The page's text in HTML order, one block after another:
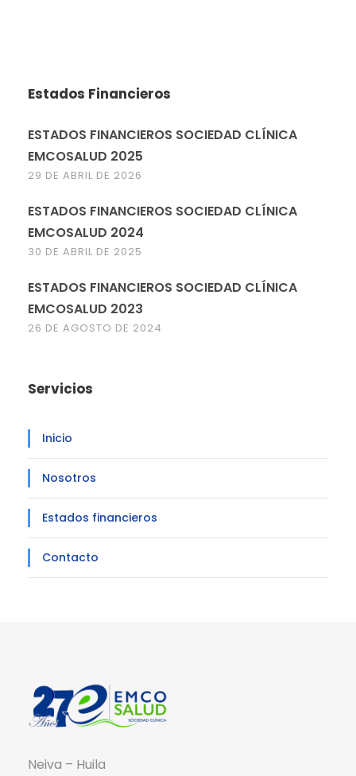
Estados Financieros
ESTADOS FINANCIEROS SOCIEDAD CLÍNICA
EMCOSALUD 2025
29 DE ABRIL DE 2026
ESTADOS FINANCIEROS SOCIEDAD CLÍNICA
EMCOSALUD 2024
30 DE ABRIL DE 2025
ESTADOS FINANCIEROS SOCIEDAD CLÍNICA
EMCOSALUD 2023
26 DE AGOSTO DE 2024
Servicios
Inicio
Nosotros
Estados financieros
Contacto
Neiva – Huila